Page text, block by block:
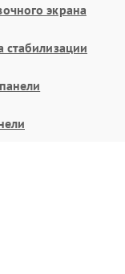
экрана
стабилизации